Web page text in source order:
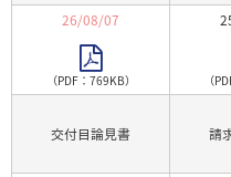
26/08/07
（PDF：769KB） （
交付目論見書 請